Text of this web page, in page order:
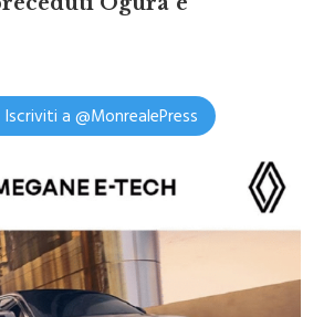
Iscriviti a @MonrealePress